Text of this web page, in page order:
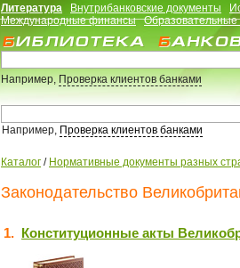
Литература Внутрибанковские документы
Международные финансы
Образовательные
Например,Проверка клиентов банками
Например, Проверка клиентов банками
Каталог / Нормативные документы разных
Законодательство
1. Конституционные акты